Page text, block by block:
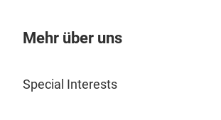
Mehr über uns
Special Interests